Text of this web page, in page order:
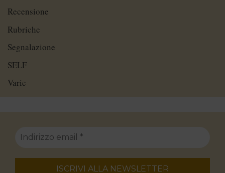
Recensione
Rubriche
Segnalazione
SELF
Varie